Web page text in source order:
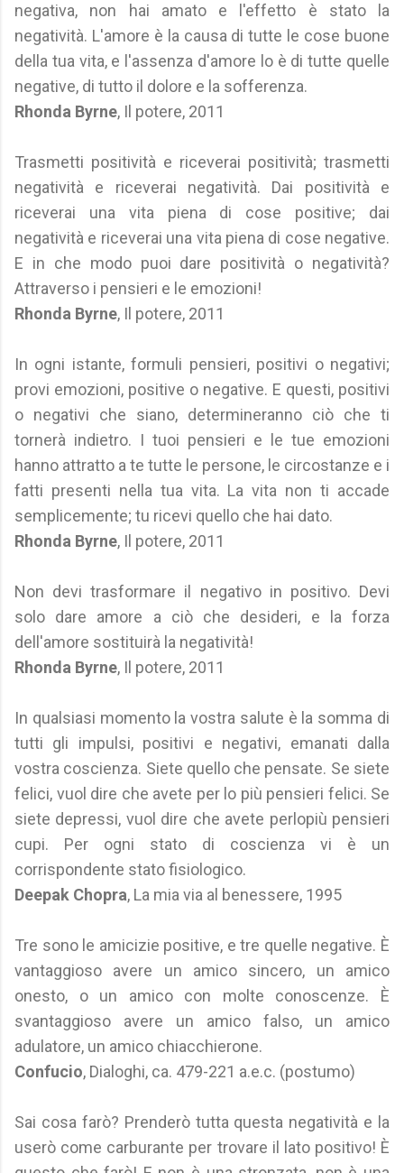
negativa, non hai amato e l'effetto è stato la
negatività. L'amore è la causa di tutte le cose buone
della tua vita, e l'assenza d'amore lo è di tutte quelle
negative, di tutto il dolore e la sofferenza.
Rhonda Byrne, Il potere, 2011
Trasmetti positività e riceverai positività; trasmetti
negatività e riceverai negatività. Dai positività e
riceverai una vita piena di cose positive; dai
negatività e riceverai una vita piena di cose negative.
E in che modo puoi dare positività o negatività?
Attraverso i pensieri e le emozioni!
Rhonda Byrne, Il potere, 2011
In ogni istante, formuli pensieri, positivi o negativi;
provi emozioni, positive o negative. E questi, positivi
o negativi che siano, determineranno ciò che ti
tornerà indietro. I tuoi pensieri e le tue emozioni
hanno attratto a te tutte le persone, le circostanze e i
fatti presenti nella tua vita. La vita non ti accade
semplicemente; tu ricevi quello che hai dato.
Rhonda Byrne, Il potere, 2011
Non devi trasformare il negativo in positivo. Devi
solo dare amore a ciò che desideri, e la forza
dell'amore sostituirà la negatività!
Rhonda Byrne, Il potere, 2011
In qualsiasi momento la vostra salute è la somma di
tutti gli impulsi, positivi e negativi, emanati dalla
vostra coscienza. Siete quello che pensate. Se siete
felici, vuol dire che avete per lo più pensieri felici. Se
siete depressi, vuol dire che avete perlopiù pensieri
cupi. Per ogni stato di coscienza vi è un
corrispondente stato fisiologico.
Deepak Chopra, La mia via al benessere, 1995
Tre sono le amicizie positive, e tre quelle negative. È
vantaggioso avere un amico sincero, un amico
onesto, o un amico con molte conoscenze. È
svantaggioso avere un amico falso, un amico
adulatore, un amico chiacchierone.
Confucio, Dialoghi, ca. 479-221 a.e.c. (postumo)
Sai cosa farò? Prenderò tutta questa negatività e la
userò come carburante per trovare il lato positivo! È